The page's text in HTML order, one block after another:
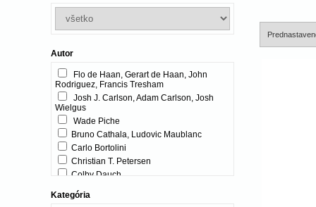
Autor
Flo de Haan, Gerart de Haan, John
Rodriguez, Francis Tresham
Josh J. Carlson, Adam Carlson, Josh
Wielgus
Wade Piche
Bruno Cathala, Ludovic Maublanc
Carlo Bortolini
Christian T. Petersen
Colby Dauch
Cole Wehrle
Daniel Piechnick
Kategória